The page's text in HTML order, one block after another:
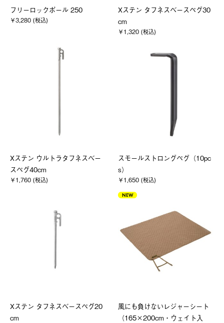
フリーロックポール 250
￥3,280 (税込)
Xステン タフネスベースペグ30
cm
￥1,320 (税込)
Xステン ウルトラタフネスベー
スペグ40cm
￥1,760 (税込)
スモールストロングペグ（10pc
s）
￥1,650 (税込)
Xステン タフネスベースペグ20
cm
NEW
風にも負けないレジャーシート
（165×200cm・ウェイト入